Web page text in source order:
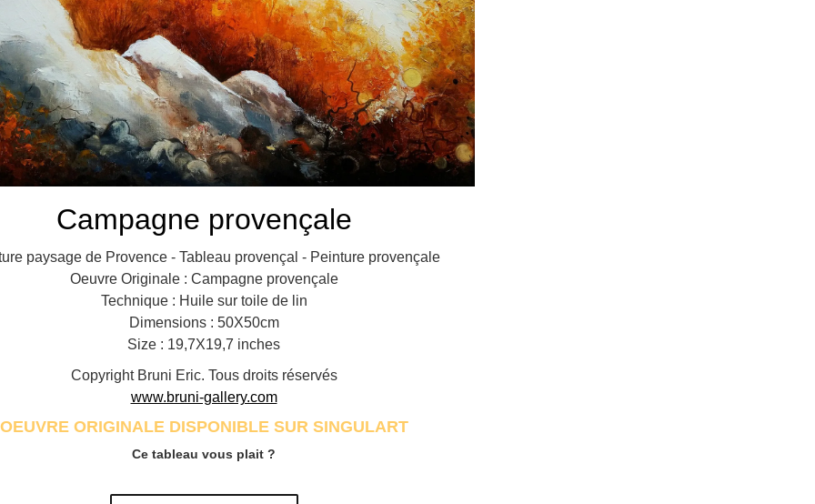
Campagne provençale
paysage de Provence - Tableau provençal - Peinture provençale
Oeuvre Originale : Campagne provençale
Technique : Huile sur toile de lin
Dimensions : 50X50cm
Size : 19,7X19,7 inches
Copyright Bruni Eric. Tous droits réservés
www.bruni-gallery.com
OEUVRE ORIGINALE DISPONIBLE SUR SINGULART
Ce tableau vous plait ?